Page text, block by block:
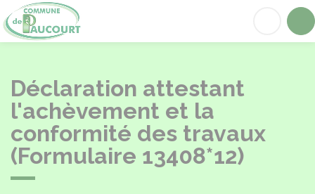
Déclaration attestant
l'achèvement et la
conformité des travaux
(Formulaire 13408*12)